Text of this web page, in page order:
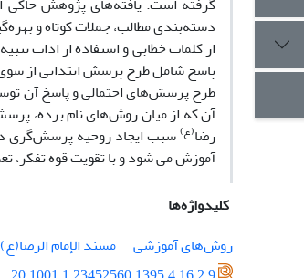
دسته‌بندی مطالب، جملات کوتاه و
از کلمات خطابی و استفاده از ادات
پاسخ شامل طرح پرسش ابتدایی از
طرح پرسش‌های احتمالی و پاسخ آن
آن که از میان روش‌های نام برده،
رضا(ع)سبب ایجاد روحیه پرسش‌گری
آموزش می شود و با تقویت قوه تفکر،
کلیدواژه‌ها
روش‌های آموزشی
مسند الإمام الرضا(ع)